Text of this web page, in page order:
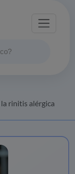
rinitis alérgica